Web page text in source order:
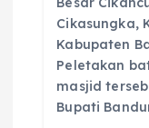
Cikasungka,
Kabupaten
Peletakan
masjid
Bupati